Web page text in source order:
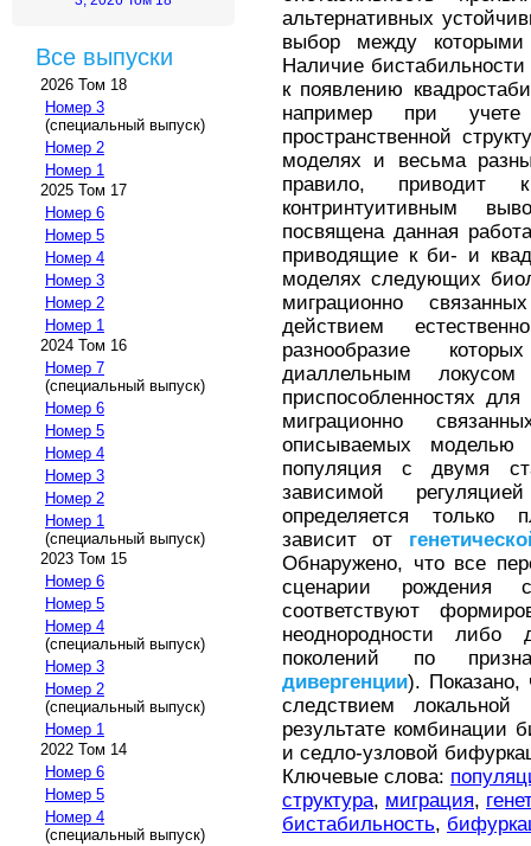
Все выпуски
2026 Том 18
Номер 3
(специальный выпуск)
Номер 2
Номер 1
2025 Том 17
Номер 6
Номер 5
Номер 4
Номер 3
Номер 2
Номер 1
2024 Том 16
Номер 7
(специальный выпуск)
Номер 6
Номер 5
Номер 4
Номер 3
Номер 2
Номер 1
(специальный выпуск)
2023 Том 15
Номер 6
Номер 5
Номер 4
(специальный выпуск)
Номер 3
Номер 2
(специальный выпуск)
Номер 1
2022 Том 14
Номер 6
Номер 5
Номер 4
(специальный выпуск)
альтернативных
выбор между
Наличие
к появлению
например при
пространственной
моделях и весьма
правило, приводит
контринтуитивным
посвящена данная
приводящие к би- и
моделях следующих
миграционно
действием
разнообразие
диаллельным
приспособленностях
миграционно
описываемых
популяция с двумя
зависимой
определяется только
зависит от
Обнаружено, что все
сценарии рождения
соответствуют
неоднородности либо
поколений по
дивергенции). Показано,
следствием
результате комбинации
и седло-узловой
Ключевые слова:
структура, миграция,
бистабильность,